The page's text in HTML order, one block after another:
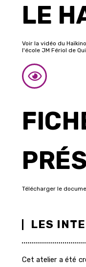
LE
Voir la vidéo du
l'école JM Fériol de
Télécharger le
LES
Cet atelier a été